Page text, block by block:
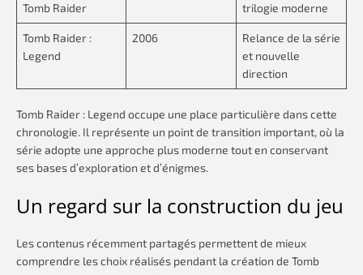
Tomb Raider
trilogie moderne
Tomb Raider :
Legend
2006
Relance de la série
et nouvelle
direction
Tomb Raider : Legend occupe une place particulière dans cette
chronologie. Il représente un point de transition important, où la
série adopte une approche plus moderne tout en conservant
ses bases d’exploration et d’énigmes.
Un regard sur la construction du jeu
Les contenus récemment partagés permettent de mieux
comprendre les choix réalisés pendant la création de Tomb